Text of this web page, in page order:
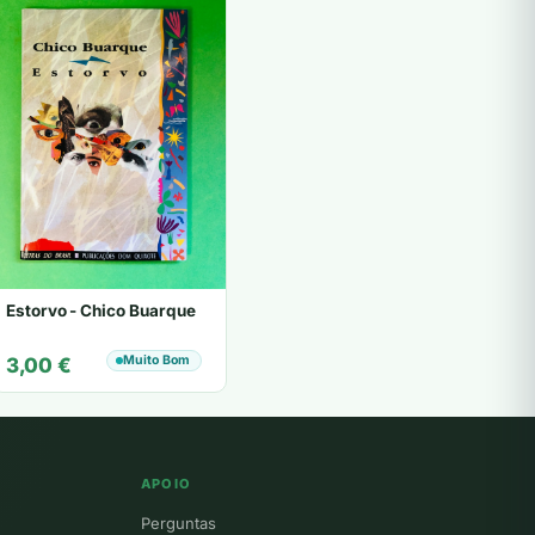
Estorvo - Chico Buarque
3,00 € Muito Bom
APOIO
Perguntas